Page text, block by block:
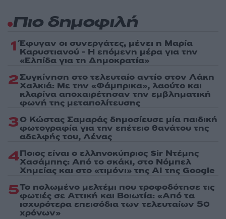
Πιο δημοφιλή
1 Έφυγαν οι συνεργάτες, μένει η Μαρία
Καρυστιανού - Η επόμενη μέρα για την
«Ελπίδα για τη Δημοκρατία»
2Συγκίνηση στο τελευταίο αντίο στον Λάκη
Χαλκιά: Με την «Φάμπρικα», λαούτο και
κλαρίνα αποχαιρέτησαν την εμβληματική
φωνή της μεταπολίτευσης
3Ο Κώστας Σαμαράς δημοσίευσε μία παιδική
φωτογραφία για την επέτειο θανάτου της
αδελφής του, Λένας
4Ποιος είναι ο ελληνοκύπριος Sir Ντέμης
Χασάμπης: Από το σκάκι, στο Νόμπελ
Χημείας και στο «τιμόνι» της AI της Google
5Το πολωμένο μελτέμι που τροφοδότησε τις
φωτιές σε Αττική και Βοιωτία: «Από τα
ισχυρότερα επεισόδια των τελευταίων 50
χρόνων»